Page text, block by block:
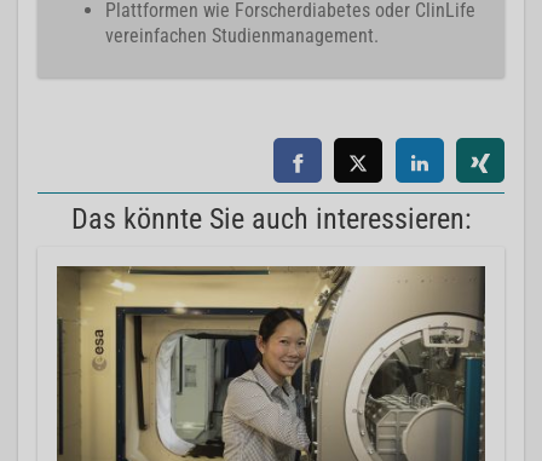
Plattformen wie Forscherdiabetes oder ClinLife
vereinfachen Studienmanagement.
Das könnte Sie auch interessieren: